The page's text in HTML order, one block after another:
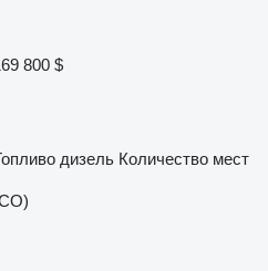
800 $
дизель Количество мест